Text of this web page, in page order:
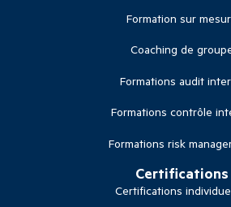
Formation sur
Coaching de
Formations audit
Formations contrôle
Formations risk
Certifications
Certifications